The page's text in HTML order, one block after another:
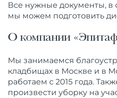
Все нужные документы, в
мы можем подготовить
О компании
Мы занимаемся
кладбищах в Москве и в
работаем с 2015 года.
произвести уборку на